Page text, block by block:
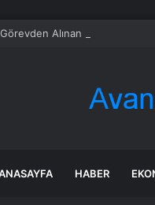
Görevden Alınan CHP Isparta İl
HABER